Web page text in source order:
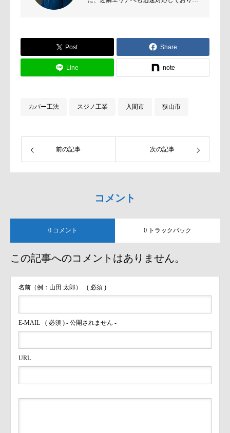
法をご提案いたします。
Post
Share
Line note
カバー工法 スジノ工業 入間市 狭山市
前の記事 次の記事
コメント
0 コメント 0 トラックバック
この記事へのコメントはありません。
名前（例：山田 太郎） ( 必須 )
E-MAIL ( 必須 ) - 公開されません -
URL